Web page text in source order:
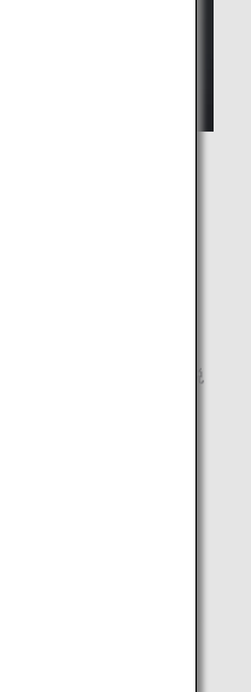
ミーメニュー
るANAの機内販売。免税
す。